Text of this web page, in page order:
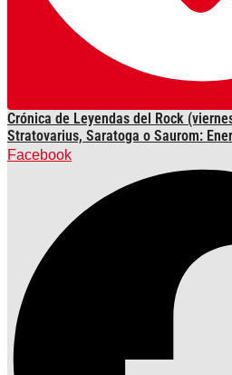
Crónica de Leyendas del Rock
Stratovarius, Saratoga o Saurom:
Facebook